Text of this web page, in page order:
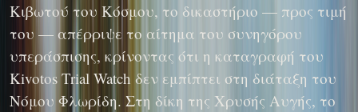
Κιβωτού του Κόσμου, το δικαστήριο — προς τιμή
του — απέρριψε το αίτημα του συνηγόρου
υπεράσπισης, κρίνοντας ότι η καταγραφή του
Kivotos Trial Watch δεν εμπίπτει στη διάταξη του
Νόμου Φλωρίδη. Στη δίκη της Χρυσής Αυγής, το